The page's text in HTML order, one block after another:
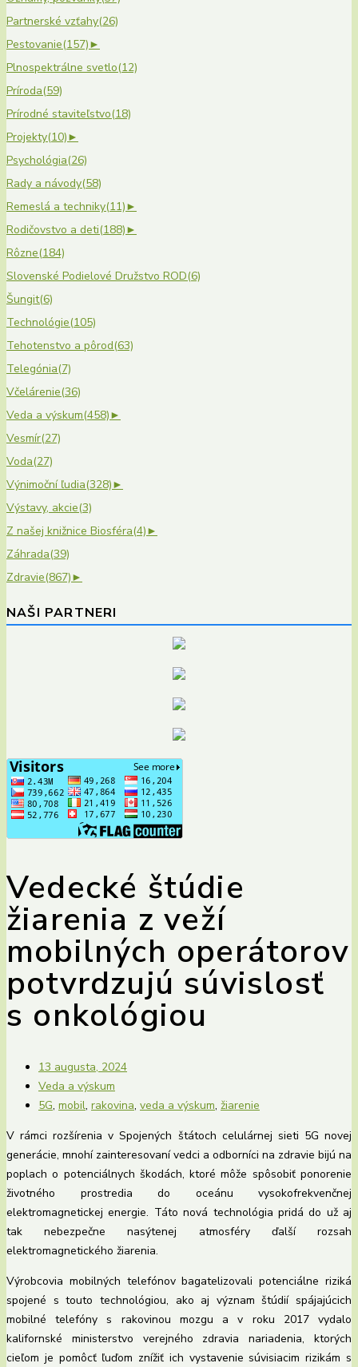
Partnerské vzťahy(26)
Pestovanie(157)►
Plnospektrálne svetlo(12)
Príroda(59)
Prírodné staviteľstvo(18)
Projekty(10)►
Psychológia(26)
Rady a návody(58)
Remeslá a techniky(11)►
Rodičovstvo a deti(188)►
Rôzne(184)
Slovenské Podielové Družstvo ROD(6)
Šungit(6)
Technológie(105)
Tehotenstvo a pôrod(63)
Telegónia(7)
Včelárenie(36)
Veda a výskum(458)►
Vesmír(27)
Voda(27)
Výnimoční ľudia(328)►
Výstavy, akcie(3)
Z našej knižnice Biosféra(4)►
Záhrada(39)
Zdravie(867)►
NAŠI PARTNERI
Vedecké štúdie
žiarenia z veží
mobilných operátorov
potvrdzujú súvislosť
s onkológiou
13 augusta, 2024
Veda a výskum
5G, mobil, rakovina, veda a výskum, žiarenie
V rámci rozšírenia v Spojených štátoch celulárnej sieti 5G novej
generácie, mnohí zainteresovaní vedci a odborníci na zdravie bijú na
poplach o potenciálnych škodách, ktoré môže spôsobiť ponorenie
životného prostredia do oceánu vysokofrekvenčnej
elektromagnetickej energie. Táto nová technológia pridá do už aj
tak nebezpečne nasýtenej atmosféry ďalší rozsah
elektromagnetického žiarenia.
Výrobcovia mobilných telefónov bagatelizovali potenciálne riziká
spojené s touto technológiou, ako aj význam štúdií spájajúcich
mobilné telefóny s rakovinou mozgu a v roku 2017 vydalo
kalifornské ministerstvo verejného zdravia nariadenia, ktorých
cieľom je pomôcť ľuďom znížiť ich vystavenie súvisiacim rizikám s